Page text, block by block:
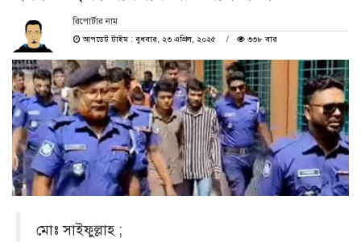
রিপোর্টার নাম
আপডেট টাইম : বুধবার, ২৩ এপ্রিল, ২০২৫
৩৩৮ বার
মোঃ সাইফুল্লাহ ;